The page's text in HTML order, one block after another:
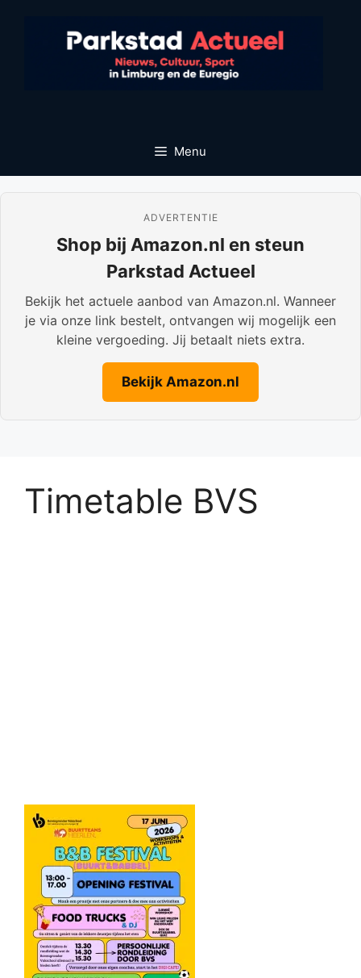
Menu
ADVERTENTIE
Shop bij Amazon.nl en steun
Parkstad Actueel
Bekijk het actuele aanbod van Amazon.nl. Wanneer
je via onze link bestelt, ontvangen wij mogelijk een
kleine vergoeding. Jij betaalt niets extra.
Bekijk Amazon.nl
Timetable BVS